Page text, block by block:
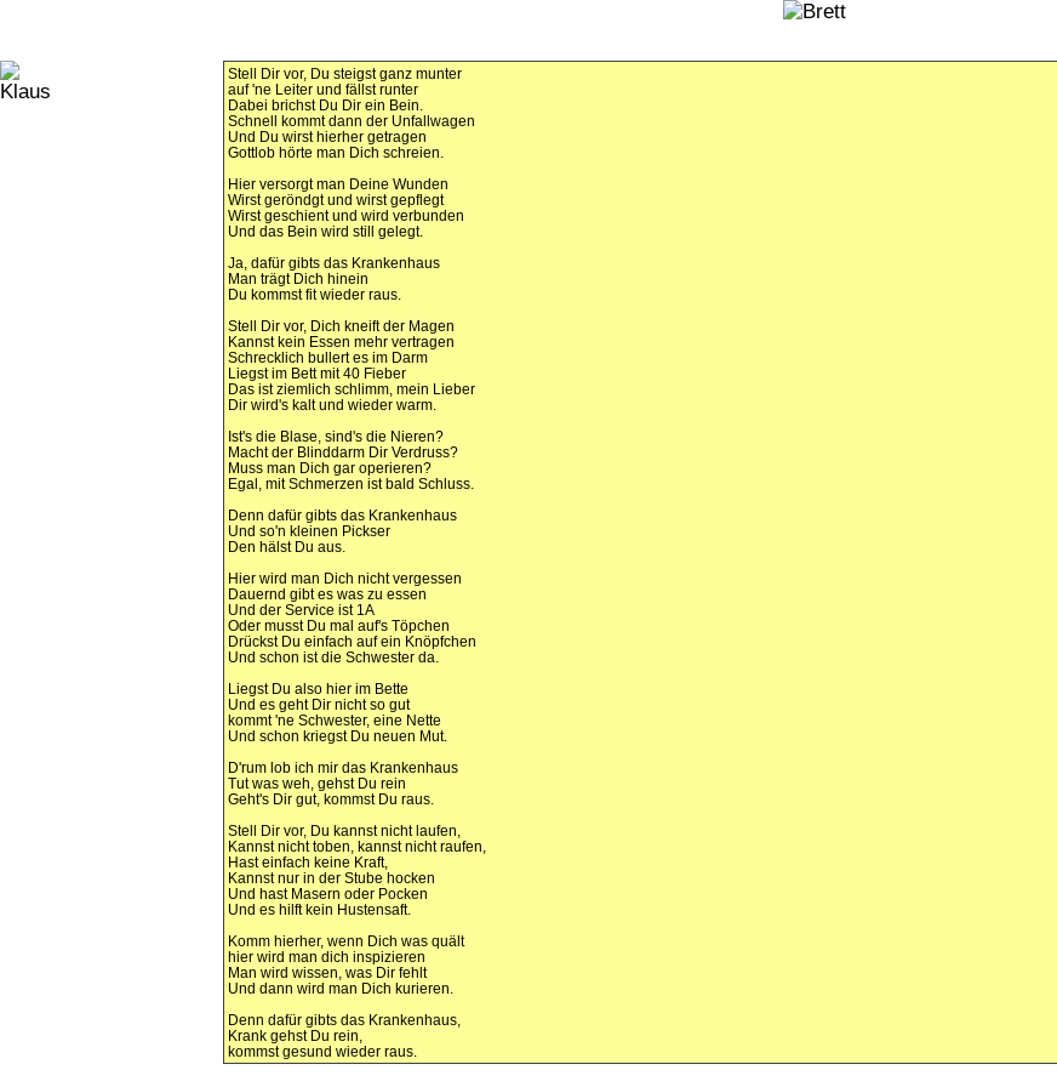
Stell Dir vor, Du steigst ganz munter
auf 'ne Leiter und fällst runter
Dabei brichst Du Dir ein Bein.
Schnell kommt dann der Unfallwagen
Und Du wirst hierher getragen
Gottlob hörte man Dich schreien.
Hier versorgt man Deine Wunden
Wirst geröndgt und wirst gepflegt
Wirst geschient und wird verbunden
Und das Bein wird still gelegt.
Ja, dafür gibts das Krankenhaus
Man trägt Dich hinein
Du kommst fit wieder raus.
Stell Dir vor, Dich kneift der Magen
Kannst kein Essen mehr vertragen
Schrecklich bullert es im Darm
Liegst im Bett mit 40 Fieber
Das ist ziemlich schlimm, mein Lieber
Dir wird's kalt und wieder warm.
Ist's die Blase, sind's die Nieren?
Macht der Blinddarm Dir Verdruss?
Muss man Dich gar operieren?
Egal, mit Schmerzen ist bald Schluss.
Denn dafür gibts das Krankenhaus
Und so'n kleinen Pickser
Den hälst Du aus.
Hier wird man Dich nicht vergessen
Dauernd gibt es was zu essen
Und der Service ist 1A
Oder musst Du mal auf's Töpchen
Drückst Du einfach auf ein Knöpfchen
Und schon ist die Schwester da.
Liegst Du also hier im Bette
Und es geht Dir nicht so gut
kommt 'ne Schwester, eine Nette
Und schon kriegst Du neuen Mut.
D'rum lob ich mir das Krankenhaus
Tut was weh, gehst Du rein
Geht's Dir gut, kommst Du raus.
Stell Dir vor, Du kannst nicht laufen,
Kannst nicht toben, kannst nicht raufen,
Hast einfach keine Kraft,
Kannst nur in der Stube hocken
Und hast Masern oder Pocken
Und es hilft kein Hustensaft.
Komm hierher, wenn Dich was quält
hier wird man dich inspizieren
Man wird wissen, was Dir fehlt
Und dann wird man Dich kurieren.
Denn dafür gibts das Krankenhaus,
Krank gehst Du rein,
kommst gesund wieder raus.